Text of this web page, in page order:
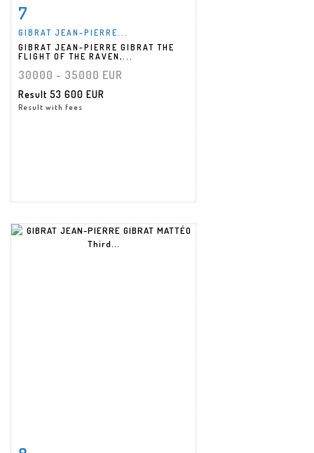
7
GIBRAT JEAN-PIERRE...
GIBRAT JEAN-PIERRE GIBRAT THE
FLIGHT OF THE RAVEN,...
30000 - 35000 EUR
Result 53 600 EUR
Result with fees